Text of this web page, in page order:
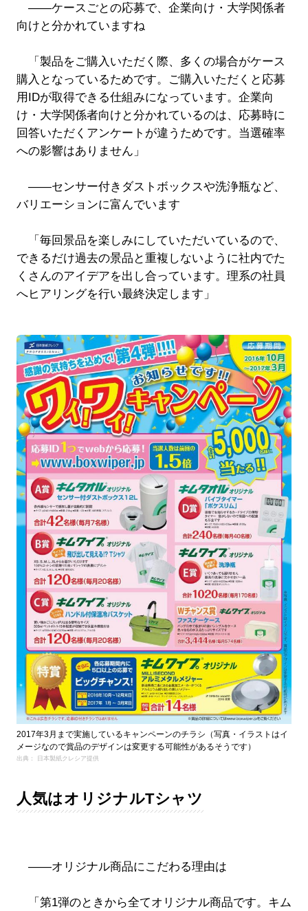
――ケースごとの応募で、企業向け・大学関係者
向けと分かれていますね
「製品をご購入いただく際、多くの場合がケース
購入となっているためです。ご購入いただくと応募
用IDが取得できる仕組みになっています。企業向
け・大学関係者向けと分かれているのは、応募時に
回答いただくアンケートが違うためです。当選確率
への影響はありません」
――センサー付きダストボックスや洗浄瓶など、
バリエーションに富んでいます
「毎回景品を楽しみにしていただいているので、
できるだけ過去の景品と重複しないように社内でた
くさんのアイデアを出し合っています。理系の社員
へヒアリングを行い最終決定します」
2017年3月まで実施しているキャンペーンのチラシ（写真・イラストはイ
メージなので賞品のデザインは変更する可能性があるそうです）
出典： 日本製紙クレシア提供
人気はオリジナルTシャツ
――オリジナル商品にこだわる理由は
「第1弾のときから全てオリジナル商品です。キム